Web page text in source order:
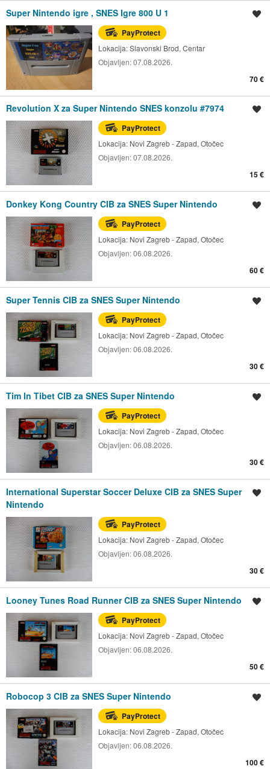
Super Nintendo igre , SNES Igre 800 U 1
PayProtect
Lokacija:Slavonski Brod, Centar
Objavljen:07.08.2026.
70 €
Revolution X za Super Nintendo SNES konzolu #7974
PayProtect
Lokacija: Novi Zagreb - Zapad, Otočec
Objavljen:07.08.2026.
15 €
Donkey Kong Country CIB za SNES Super Nintendo
PayProtect
Lokacija: Novi Zagreb - Zapad, Otočec
Objavljen:06.08.2026.
60 €
Super Tennis CIB za SNES Super Nintendo
PayProtect
Lokacija: Novi Zagreb - Zapad, Otočec
Objavljen:06.08.2026.
30 €
Tim In Tibet CIB za SNES Super Nintendo
PayProtect
Lokacija: Novi Zagreb - Zapad, Otočec
Objavljen:06.08.2026.
30 €
International Superstar Soccer Deluxe CIB za SNES Super
Nintendo
PayProtect
Lokacija: Novi Zagreb - Zapad, Otočec
Objavljen:06.08.2026.
30 €
Looney Tunes Road Runner CIB za SNES Super Nintendo
PayProtect
Lokacija: Novi Zagreb - Zapad, Otočec
Objavljen:06.08.2026.
50 €
Robocop 3 CIB za SNES Super Nintendo
PayProtect
Lokacija: Novi Zagreb - Zapad, Otočec
Objavljen:06.08.2026.
100 €